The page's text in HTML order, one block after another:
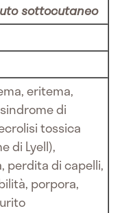
sottocutaneo
eritema,
di
tossica
di Lyell),
perdita di capelli,
porpora,